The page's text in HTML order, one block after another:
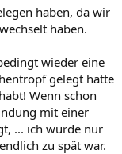
haben, da wir
haben.
wieder eine
gelegt hatte
Wenn schon
mit einer
... ich wurde nur
zu spät war.